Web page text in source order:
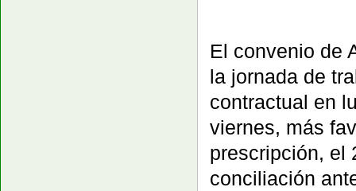
El convenio de
la jornada de
contractual en
viernes, más
prescripción, el
conciliación